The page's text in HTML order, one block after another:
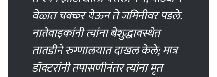
वेळात चक्कर येऊन ते जमिनीवर पडले.
नातेवाइकांनी त्यांना बेशुद्धावस्थेत
तातडीने रुग्णालयात दाखल केले; मात्र
डॉक्टरांनी तपासणीनंतर त्यांना मृत